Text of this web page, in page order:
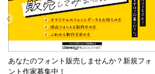
あなたのフォント販売しませんか？新規フォ
ント作家募集中！